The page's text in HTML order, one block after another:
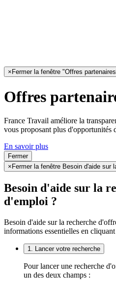
× Fermer la fenêtre "Offres
Offres
France Travail améliore la
vous proposant plus d'opportunités
En savoir plus
Fermer
× Fermer la fenêtre Besoin d'aide sur
Besoin d'aide sur la
d'emploi ?
Besoin d'aide sur la recherche
informations essentielles en
1. Lancer votre recherche
Pour lancer une recherche
un des deux champs :